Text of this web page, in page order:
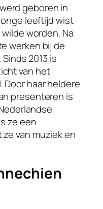
geboren in
leeftijd wist
worden. Na
werken bij de
2013 is
van het
Door haar heldere
presenteren is
ze een
van muziek en